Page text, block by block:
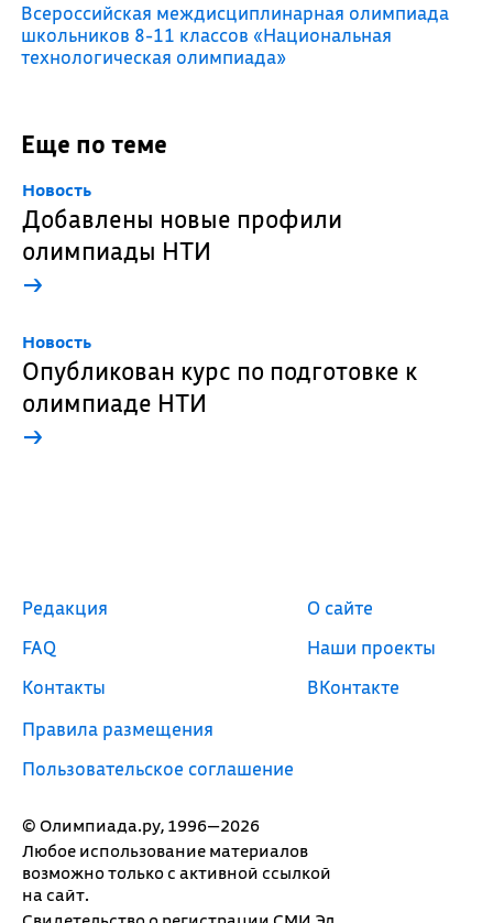
Всероссийская междисциплинарная олимпиада
школьников 8-11 классов «Национальная
технологическая олимпиада»
Еще по теме
Новость
Добавлены новые профили
олимпиады НТИ
→
Новость
Опубликован курс по подготовке к
олимпиаде НТИ
→
© Олимпиада.ру, 1996—2026
Любое использование материалов
возможно только с активной ссылкой
на сайт.
Редакция
FAQ
Контакты
Правила размещения
Пользовательское соглашение
О сайте
Наши проекты
ВКонтакте